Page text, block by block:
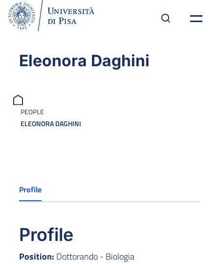
Eleonora Daghini
PEOPLE
ELEONORA DAGHINI
Profile
Profile
Position: Dottorando - Biologia